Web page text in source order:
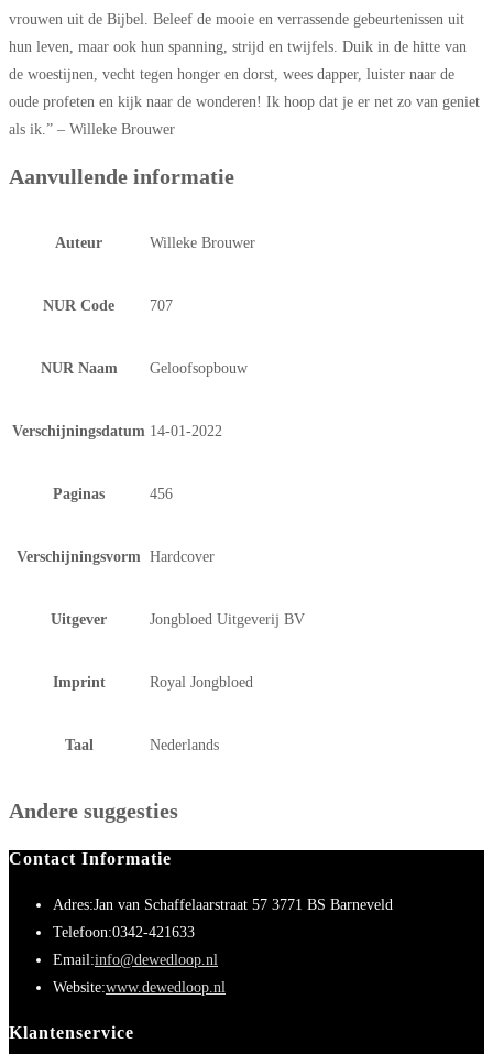
vrouwen uit de Bĳbel. Beleef de mooie en verrassende gebeurtenissen uit
hun leven, maar ook hun spanning, strĳd en twĳfels. Duik in de hitte van
de woestĳnen, vecht tegen honger en dorst, wees dapper, luister naar de
oude profeten en kĳk naar de wonderen! Ik hoop dat je er net zo van geniet
als ik.” – Willeke Brouwer
Aanvullende informatie
Auteur Willeke Brouwer
NUR Code 707
NUR Naam Geloofsopbouw
Verschijningsdatum 14-01-2022
Paginas 456
Verschijningsvorm Hardcover
Uitgever Jongbloed Uitgeverij BV
Imprint Royal Jongbloed
Taal Nederlands
Andere suggesties
Contact Informatie
Adres:Jan van Schaffelaarstraat 57 3771 BS Barneveld
Telefoon:0342-421633
Email:info@dewedloop.nl
in
Website:www.dewedloop.nl
Klantenservice